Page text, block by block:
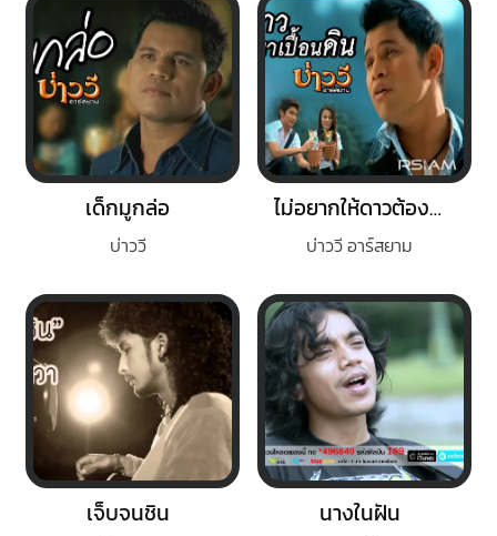
เด็กมูกล่อ
บ่าววี
ไม่อยากให้ดาวต้องมาเปื้อนดิน
บ่าววี อาร์สยาม
เจ็บจนชิน นางในฝัน